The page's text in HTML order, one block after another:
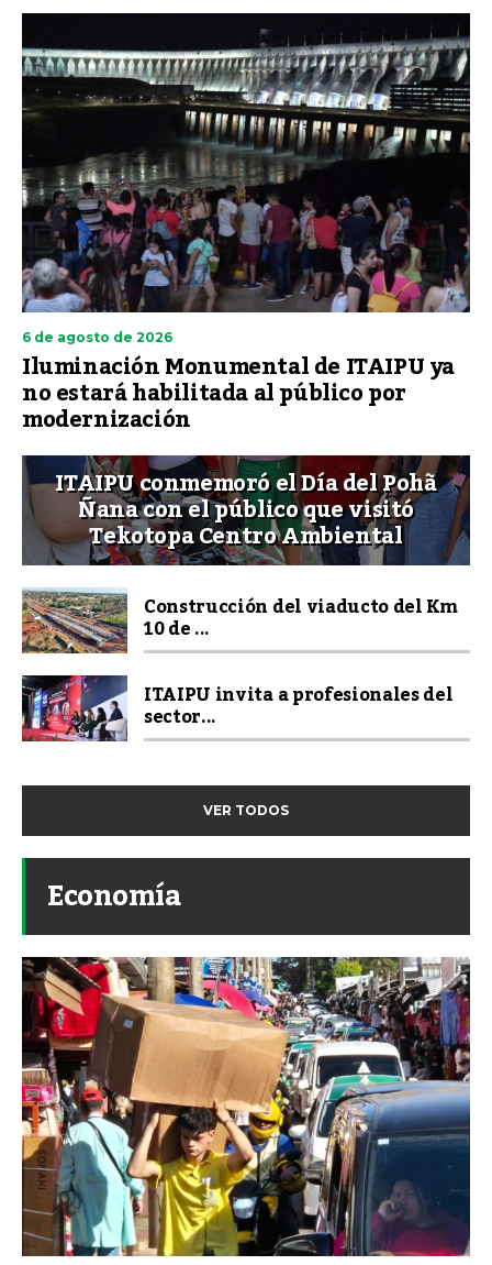
6 de agosto de 2026
Iluminación Monumental de ITAIPU ya
no estará habilitada al público por
modernización
ITAIPU conmemoró el Día del Pohã
Ñana con el público que visitó
Tekotopa Centro Ambiental
Construcción del viaducto del Km
10 de ...
ITAIPU invita a profesionales del
sector...
VER TODOS
Economía